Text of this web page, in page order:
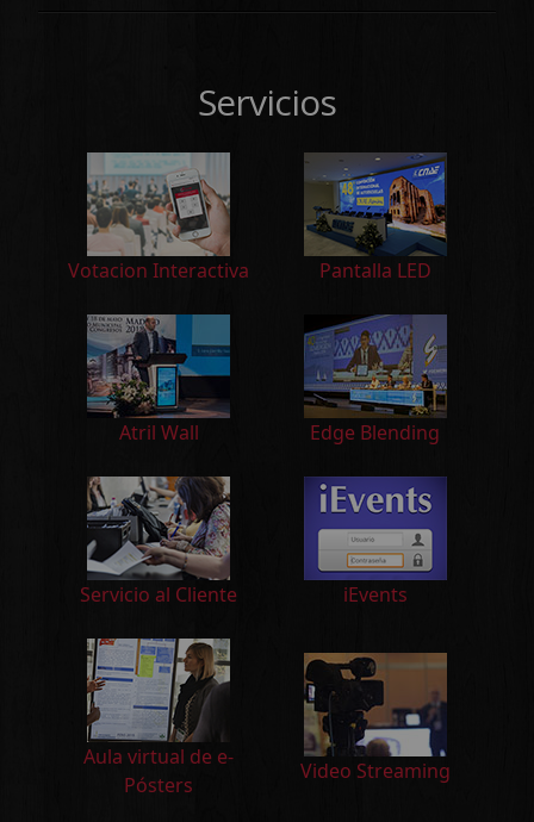
Servicios
Votacion Interactiva Pantalla LED
Atril Wall Edge Blending
Servicio al Cliente iEvents
Aula virtual de e-
Pósters
Video Streaming